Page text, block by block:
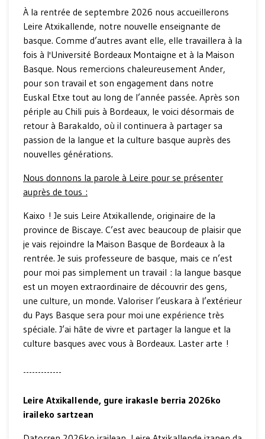
À la rentrée de septembre 2026 nous accueillerons
Leire Atxikallende, notre nouvelle enseignante de
basque. Comme d’autres avant elle, elle travaillera à la
fois à l'Université Bordeaux Montaigne et à la Maison
Basque. Nous remercions chaleureusement Ander,
pour son travail et son engagement dans notre
Euskal Etxe tout au long de l’année passée. Après son
périple au Chili puis à Bordeaux, le voici désormais de
retour à Barakaldo, où il continuera à partager sa
passion de la langue et la culture basque auprès des
nouvelles générations.
Nous donnons la parole à Leire pour se présenter
auprès de tous :
Kaixo ! Je suis Leire Atxikallende, originaire de la
province de Biscaye. C’est avec beaucoup de plaisir que
je vais rejoindre la Maison Basque de Bordeaux à la
rentrée. Je suis professeure de basque, mais ce n’est
pour moi pas simplement un travail : la langue basque
est un moyen extraordinaire de découvrir des gens,
une culture, un monde. Valoriser l’euskara à l’extérieur
du Pays Basque sera pour moi une expérience très
spéciale. J’ai hâte de vivre et partager la langue et la
culture basques avec vous à Bordeaux. Laster arte !
-------------
Leire Atxikallende, gure irakasle berria 2026ko
iraileko sartzean